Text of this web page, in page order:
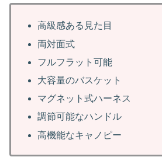
高級感ある見た目
両対面式
フルフラット可能
大容量のバスケット
マグネット式ハーネス
調節可能なハンドル
高機能なキャノピー